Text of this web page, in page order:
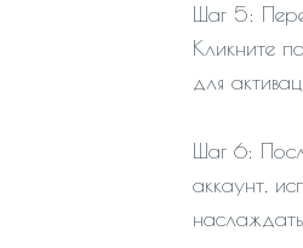
Шаг 5:
Кликните
для
Шаг 6:
аккаунт,